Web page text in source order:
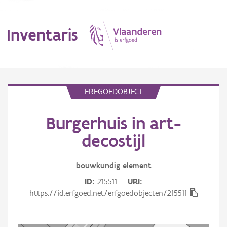
Inventaris
Erfgoedobject
ERFGOEDOBJECT
Burgerhuis in art-
decostijl
bouwkundig element
ID 215511
URI
https://id.erfgoed.net/erfgoedobjecten/215511